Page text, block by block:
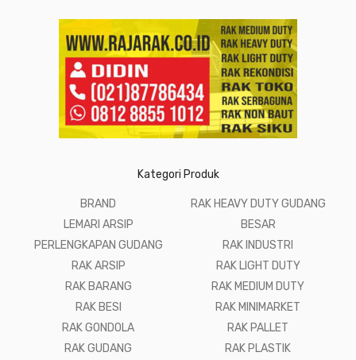
Kategori Produk
BRAND
LEMARI ARSIP
PERLENGKAPAN GUDANG
RAK ARSIP
RAK BARANG
RAK BESI
RAK GONDOLA
RAK GUDANG
RAK HEAVY DUTY GUDANG
BESAR
RAK INDUSTRI
RAK LIGHT DUTY
RAK MEDIUM DUTY
RAK MINIMARKET
RAK PALLET
RAK PLASTIK